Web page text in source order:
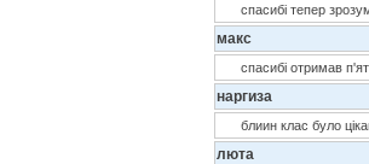
спасибі тепер
макс
спасибі отримав
наргиза
блиин клас було
люта